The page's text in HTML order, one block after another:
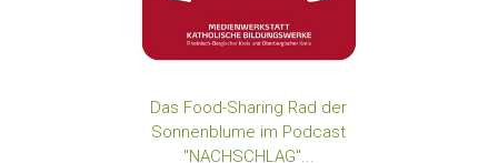
Das Food-Sharing Rad der
Sonnenblume im Podcast
"NACHSCHLAG"..